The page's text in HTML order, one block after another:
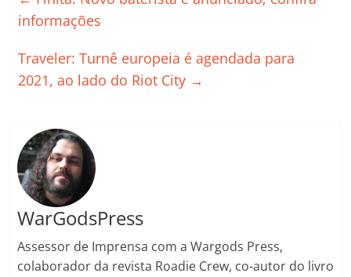
b
o
k
p a k h
informações
Traveler: Turnê europeia é agendada para
2021, ao lado do Riot City →
WarGodsPress
Assessor de Imprensa com a Wargods Press,
colaborador da revista Roadie Crew, co-autor do livro